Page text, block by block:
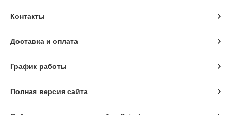
Контакты
Доставка и оплата
График работы
Полная версия сайта